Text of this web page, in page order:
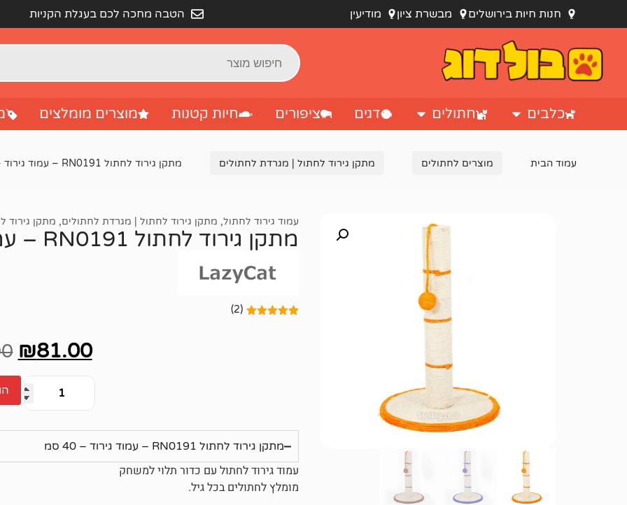
חנות חיות בירושלים מבשרת ציון מודיעין הטבה מחכה לכם בעגלת הקניות
כלבים חתולים דגים ציפורים חיות קטנות מוצרים מומלצים
עמוד הבית מוצרים לחתולים מתקן גירוד לחתול | מגרדת לחתולים מתקן גירוד לחתול RN0191 – עמוד גירוד – 40 סמ
עמוד גירוד לחתול, מתקן גירוד לחתול | מגרדת לחתולים, מתקן גירוד
מתקן גירוד לחתול RN0191 – עמוד גירוד – 40 סמ
(2)
₪81.00
מתקן גירוד לחתול RN0191 – עמוד גירוד – 40 סמ
עמוד גירוד לחתול עם כדור תלוי למשחק
מומלץ לחתולים בכל גיל.